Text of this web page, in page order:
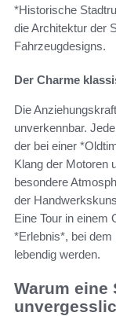
*Historische
die Architektur der
Fahrzeugdesigns.
Der Charme
Die
unverkennbar.
der bei einer
Klang der Motoren
besondere
der
Eine Tour in einem
*Erlebnis*, bei dem
lebendig werden.
Warum eine